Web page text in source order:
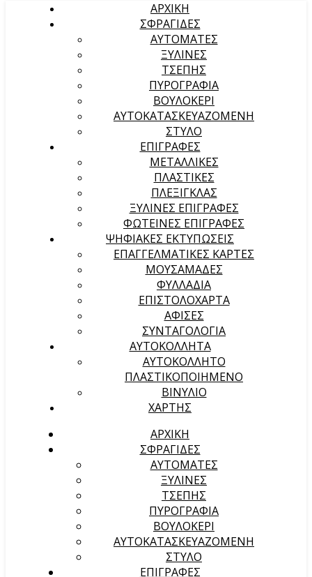
ΑΡΧΙΚΉ
ΣΦΡΑΓΙΔΕΣ
ΑΥΤΟΜΑΤΕΣ
ΞΥΛΙΝΕΣ
ΤΣΕΠΗΣ
ΠΥΡΟΓΡΑΦΙΑ
ΒΟΥΛΟΚΕΡΙ
ΑΥΤΟΚΑΤΑΣΚΕΥΑΖΟΜΕΝΗ
ΣΤΥΛΟ
ΕΠΙΓΡΑΦΕΣ
ΜΕΤΑΛΛΙΚΕΣ
ΠΛΑΣΤΙΚΕΣ
ΠΛΕΞΙΓΚΛΑΣ
ΞΥΛΙΝΕΣ ΕΠΙΓΡΑΦΕΣ
ΦΩΤΕΙΝΕΣ ΕΠΙΓΡΑΦΕΣ
ΨΗΦΙΑΚΕΣ ΕΚΤΥΠΩΣΕΙΣ
ΕΠΑΓΓΕΛΜΑΤΙΚΕΣ ΚΑΡΤΕΣ
ΜΟΥΣΑΜΑΔΕΣ
ΦΥΛΛΑΔΙΑ
ΕΠΙΣΤΟΛΟΧΑΡΤΑ
ΑΦΙΣΕΣ
ΣΥΝΤΑΓΟΛΟΓΙΑ
ΑΥΤΟΚΟΛΛΗΤΑ
ΑΥΤΟΚΟΛΛΗΤΟ
ΠΛΑΣΤΙΚΟΠΟΙΗΜΕΝΟ
ΒΙΝΥΛΙΟ
ΧΑΡΤΗΣ
ΑΡΧΙΚΉ
ΣΦΡΑΓΙΔΕΣ
ΑΥΤΟΜΑΤΕΣ
ΞΥΛΙΝΕΣ
ΤΣΕΠΗΣ
ΠΥΡΟΓΡΑΦΙΑ
ΒΟΥΛΟΚΕΡΙ
ΑΥΤΟΚΑΤΑΣΚΕΥΑΖΟΜΕΝΗ
ΣΤΥΛΟ
ΕΠΙΓΡΑΦΕΣ